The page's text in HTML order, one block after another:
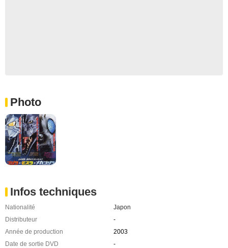
Photo
Infos techniques
Nationalité
Japon
Distributeur
-
Année de production
2003
Date de sortie DVD
-